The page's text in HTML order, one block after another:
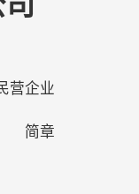
营企业
简章